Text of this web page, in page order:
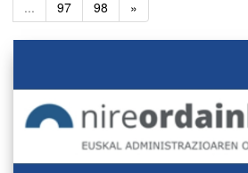
...
97 98 »